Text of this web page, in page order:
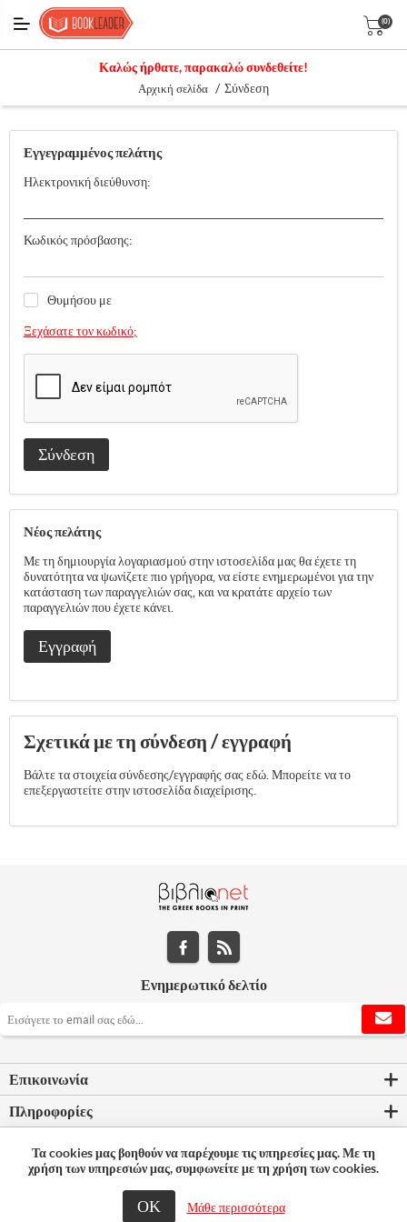
(0)
Καλώς ήρθατε, παρακαλώ συνδεθείτε!
Αρχική σελίδα / Σύνδεση
Εγγεγραμμένος πελάτης
Ηλεκτρονική διεύθυνση:
Κωδικός πρόσβασης:
Θυμήσου με
Ξεχάσατε τον κωδικό;
Σύνδεση
Νέος πελάτης
Με τη δημιουργία λογαριασμού στην ιστοσελίδα μας θα έχετε τη
δυνατότητα να ψωνίζετε πιο γρήγορα, να είστε ενημερωμένοι για την
κατάσταση των παραγγελιών σας, και να κρατάτε αρχείο των
παραγγελιών που έχετε κάνει.
Εγγραφή
Σχετικά με τη σύνδεση / εγγραφή
Βάλτε τα στοιχεία σύνδεσης/εγγραφής σας εδώ. Μπορείτε να το
επεξεργαστείτε στην ιστοσελίδα διαχείρισης.
Ενημερωτικό δελτίο
Επικοινωνία
Πληροφορίες
Ο λογαριασμός μου
© 2026 Bookleader
Τα cookies μας βοηθούν να παρέχουμε τις υπηρεσίες μας. Με τη
χρήση των υπηρεσιών μας, συμφωνείτε με τη χρήση των cookies.
ΟΚ Μάθε περισσότερα